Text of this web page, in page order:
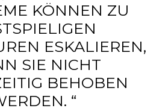
KÖNNEN ZU
ESKALIEREN,
SIE NICHT
BEHOBEN
“